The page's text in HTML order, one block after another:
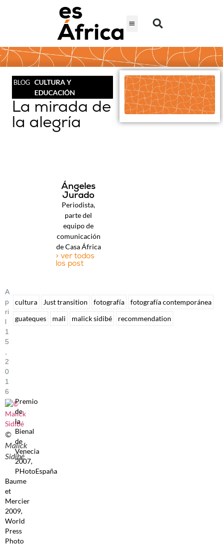
BLOG CULTURA Y
EDUCACIÓN
La mirada de
la alegría
Ángeles
Jurado
Periodista,
parte del
equipo de
comunicación
de Casa África
> ver todos
los post
A
P
Ri
L
1
5
2
0
1
6
©
Malick
Sidibé
Premio
de
la
Bienal
de
Venecia
2007,
PHotoEspaña
Baume
et
Mercier
2009,
World
Press
Photo
cultura Just transition fotografía
fotografía contemporánea
guateques
mali malick sidibé recommendation